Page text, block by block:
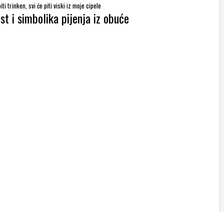
trinken, svi će piti viski iz moje cipele
i simbolika pijenja iz obuće